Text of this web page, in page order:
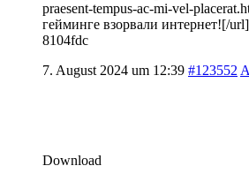
praesent-tempus-ac-mi-vel-
гейминге взорвали интернет![/url]
8104fdc
7. August 2024 um 12:39 #123552
Download